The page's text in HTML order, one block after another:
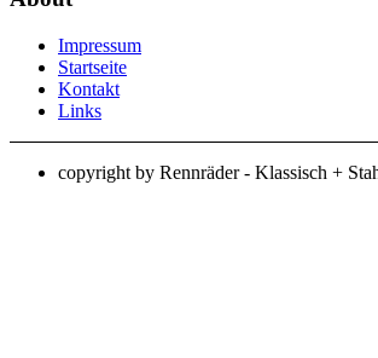
Impressum
Startseite
Kontakt
Links
copyright by Rennräder - Klassisch +